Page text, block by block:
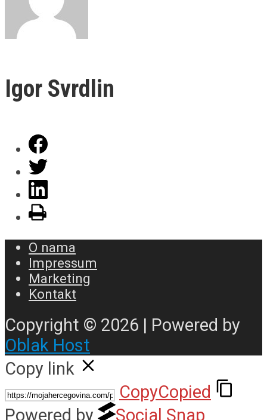
Igor Svrdlin
O nama
Impressum
Marketing
Kontakt
Copyright © 2026 | Powered by
Oblak Host
Copy link
CopyCopied
Powered by
Social Snap